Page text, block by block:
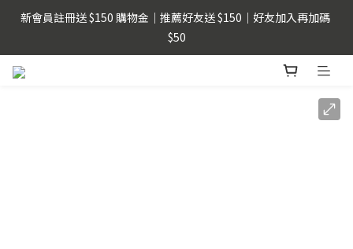
父親節限時優惠｜指定商品單件即享88折
新會員註冊送 $150 購物金｜推薦好友送 $150｜好友加入再加碼
$50
LINE Pay用戶提醒 : 建議不要透過FB、IG、LINE內建瀏覽器，以